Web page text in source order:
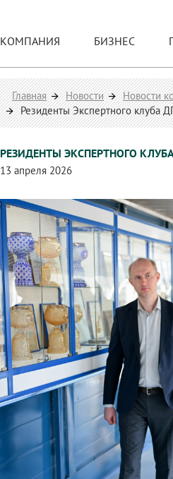
КОМПАНИЯ БИЗНЕС
Главная Новости
Новости
Резиденты Экспертного клуба
РЕЗИДЕНТЫ ЭКСПЕРТНОГО
13 апреля 2026